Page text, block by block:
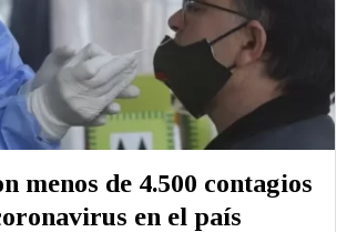
menos de 4.500 contagios
en el país